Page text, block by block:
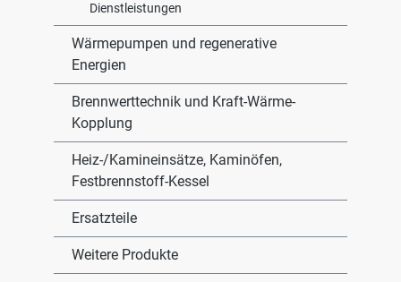
Dienstleistungen
Wärmepumpen und regenerative
Energien
Brennwerttechnik und Kraft-Wärme-
Kopplung
Heiz-/Kamineinsätze, Kaminöfen,
Festbrennstoff-Kessel
Ersatzteile
Weitere Produkte